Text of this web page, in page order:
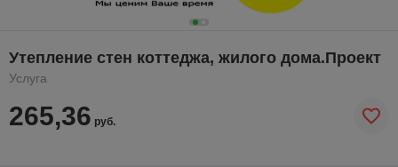
Утепление стен коттеджа, жилого дома.Проект
Услуга
265,36 руб.